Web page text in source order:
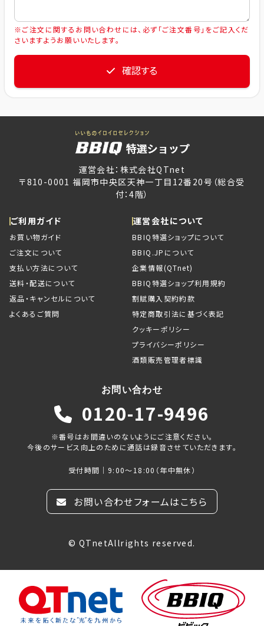
※ご注文に関するお問い合わせには、必ず「ご注文番号」をご記入くだ
さいますようお願いいたします。
確認する
運営会社：株式会社QTnet
〒810-0001 福岡市中央区天神一丁目12番20号（総合受
付：4階）
ご利用ガイド
お買い物ガイド
ご注文について
支払い方法について
送料・配送について
返品・キャンセルについて
よくあるご質問
運営会社について
BBIQ特選ショップについて
BBIQ.JPについて
企業情報(QTnet)
BBIQ特選ショップ利用規約
割賦購入契約約款
特定商取引法に基づく表記
クッキーポリシー
プライバシーポリシー
酒類販売管理者標識
お問い合わせ
0120-17-9496
※番号はお間違いのないようにご注意ください。
今後のサービス向上のために通話は録音させていただきます。
受付時間｜9:00～18:00（年中無休）
お問い合わせフォームはこちら
© QTnetAllrights reserved.